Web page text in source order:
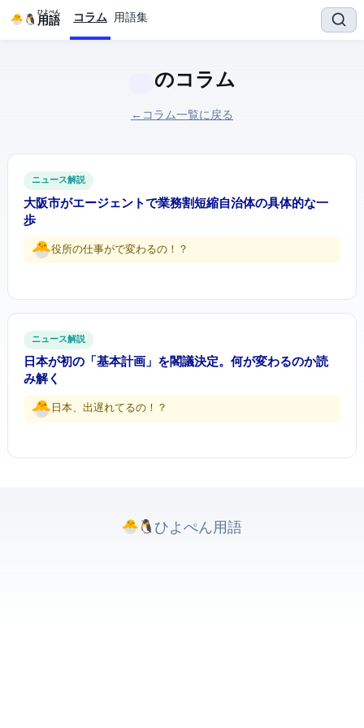
IT用語
ひよぺん コラム 用語集
のコラム
← コラム一覧に戻る
ITニュース解説
大阪市がAIエージェントで業務4割短縮 — 自治体DXの具体的な一
歩
役所の仕事がAIで変わるの！？
ITニュース解説
日本が初の「AI基本計画」を閣議決定。何が変わるのか読
み解く
日本、出遅れてるの！？
ひよぺんIT用語. All rights reserved.